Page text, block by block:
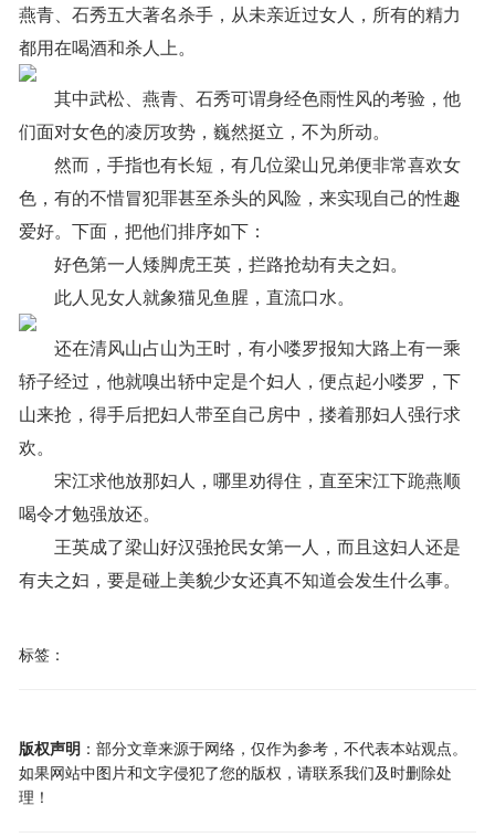
燕青、石秀五大著名杀手，从未亲近过女人，所有的精力
都用在喝酒和杀人上。
其中武松、燕青、石秀可谓身经色雨性风的考验，他
们面对女色的凌厉攻势，巍然挺立，不为所动。
然而，手指也有长短，有几位梁山兄弟便非常喜欢女
色，有的不惜冒犯罪甚至杀头的风险，来实现自己的性趣
爱好。下面，把他们排序如下：
好色第一人矮脚虎王英，拦路抢劫有夫之妇。
此人见女人就象猫见鱼腥，直流口水。
还在清风山占山为王时，有小喽罗报知大路上有一乘
轿子经过，他就嗅出轿中定是个妇人，便点起小喽罗，下
山来抢，得手后把妇人带至自己房中，搂着那妇人强行求
欢。
宋江求他放那妇人，哪里劝得住，直至宋江下跪燕顺
喝令才勉强放还。
王英成了梁山好汉强抢民女第一人，而且这妇人还是
有夫之妇，要是碰上美貌少女还真不知道会发生什么事。
标签：
版权声明 ：部分文章来源于网络，仅作为参考，不代表本站观点。
如果网站中图片和文字侵犯了您的版权，请联系我们及时删除处
理！